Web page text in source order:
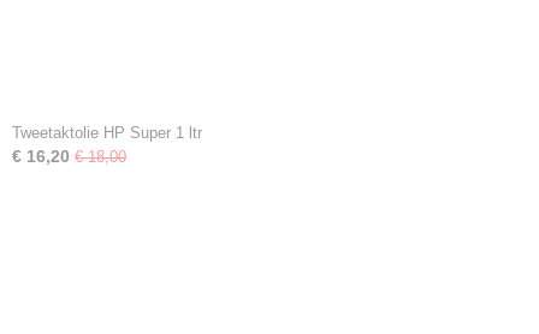
Tweetaktolie HP Super 1 ltr
€ 16,20 € 18,00